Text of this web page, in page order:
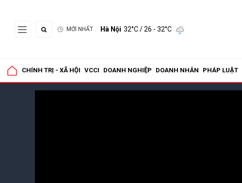
MỚI NHẤT Hà Nội 32°C/ 26 - 32°C
CHÍNH TRỊ - XÃ HỘI VCCI DOANH NGHIỆP DOANH NHÂN PHÁP LUẬT